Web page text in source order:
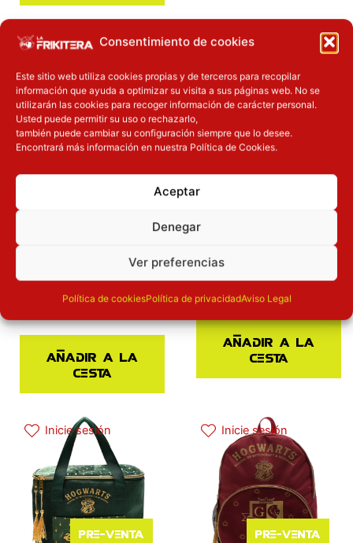
Consentimiento de cookies
Este sitio web utiliza cookies propias y de terceros para recopilar
información que ayuda a optimizar su visita a sus páginas web. No se
utilizarán las cookies para recoger información de carácter personal.
Usted puede permitir su uso o rechazarlo,
también puede cambiar su configuración siempre que lo desee.
Encontrará más información en nuestra Política de Cookies.
Aceptar
Denegar
Ver preferencias
Política de cookiesPolítica de privacidadAviso Legal
Inicie sesión
Pre-venta
Bolsa portameriendas
Mochilas y Bolsos
16.90€
Añadir a la
cesta
Inicie sesión
Pre-venta
Bolsa portameriendas
Gryffindor Harry Potter
16.90€
Añadir a la
cesta
Inicie sesión
Pre-venta
Inicie sesión
Pre-venta